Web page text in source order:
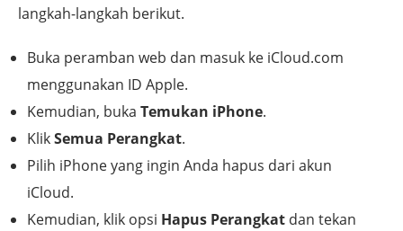
langkah-langkah berikut.
Buka peramban web dan masuk ke iCloud.com
menggunakan ID Apple.
Kemudian, buka Temukan iPhone.
KlikSemua Perangkat.
Pilih iPhone yang ingin Anda hapus dari akun
iCloud.
Kemudian, klik opsi Hapus Perangkat dan tekan